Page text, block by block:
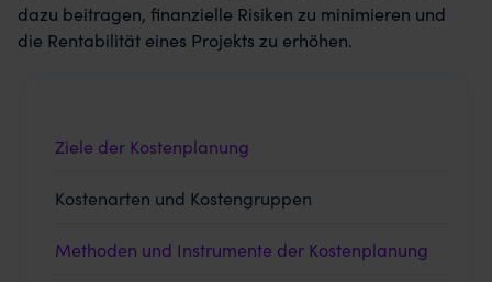
dazu beitragen, finanzielle Risiken zu minimieren und
die Rentabilität eines Projekts zu erhöhen.
Ziele der Kostenplanung
Kostenarten und Kostengruppen
Methoden und Instrumente der Kostenplanung